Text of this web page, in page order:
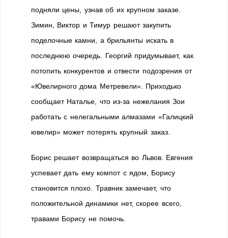
подняли цены, узнав об их крупном заказе.
Зимин, Виктор и Тимур решают закупить
поделочные камни, а брильянты искать в
последнюю очередь. Георгий придумывает, как
потопить конкурентов и отвести подозрения от
«Ювелирного дома Метревели». Приходько
сообщает Наталье, что из-за нежелания Зои
работать с нелегальными алмазами «Галицкий
ювелир» может потерять крупный заказ.
Борис решает возвращаться во Львов. Евгения
успевает дать ему компот с ядом, Борису
становится плохо. Травник замечает, что
положительной динамики нет, скорее всего,
травами Борису не помочь.